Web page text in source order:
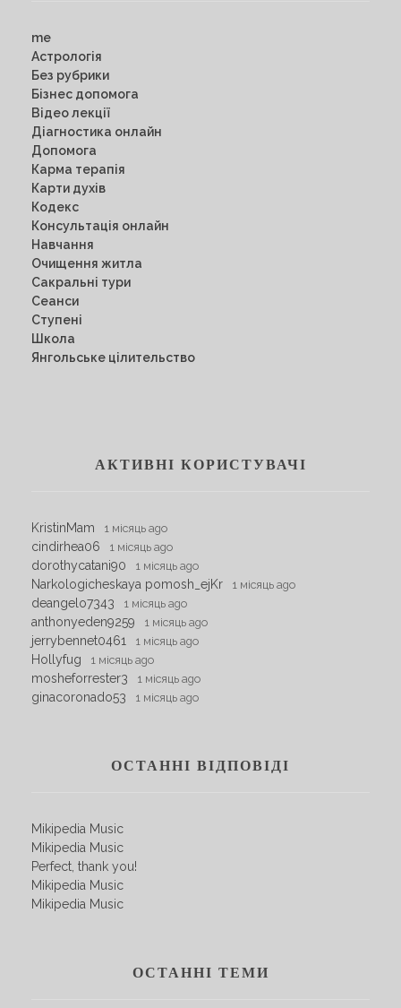
me
Астрологія
Без рубрики
Бізнес допомога
Відео лекції
Діагностика онлайн
Допомога
Карма терапія
Карти духів
Кодекс
Консультація онлайн
Навчання
Очищення житла
Сакральні тури
Сеанси
Ступені
Школа
Янгольське цілительство
АКТИВНІ КОРИСТУВАЧІ
KristinMam 1 місяць ago
cindirhea06 1 місяць ago
dorothycatani90 1 місяць ago
Narkologicheskaya pomosh_ejKr 1 місяць ago
deangelo7343 1 місяць ago
anthonyeden9259 1 місяць ago
jerrybennet0461 1 місяць ago
Hollyfug 1 місяць ago
mosheforrester3 1 місяць ago
ginacoronado53 1 місяць ago
ОСТАННІ ВІДПОВІДІ
Mikipedia Music
Mikipedia Music
Perfect, thank you!
Mikipedia Music
Mikipedia Music
ОСТАННІ ТЕМИ